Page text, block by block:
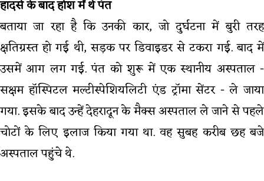
हादसे के बाद होश में थे पंत
बताया जा रहा है कि उनकी कार, जो दुर्घटना में बुरी तरह
क्षतिग्रस्त हो गई थी, सड़क पर डिवाइडर से टकरा गई. बाद में
उसमें आग लग गई. पंत को शुरू में एक स्थानीय अस्पताल -
सक्षम हॉस्पिटल मल्टीस्पेशियलिटी एंड ट्रॉमा सेंटर - ले जाया
गया. इसके बाद उन्हें देहरादून के मैक्स अस्पताल ले जाने से पहले
चोटों के लिए इलाज किया गया था. वह सुबह करीब छह बजे
अस्पताल पहुंचे थे.